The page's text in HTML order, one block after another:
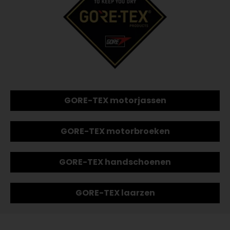
GORE-TEX motorjassen
GORE-TEX motorbroeken
GORE-TEX handschoenen
GORE-TEX laarzen